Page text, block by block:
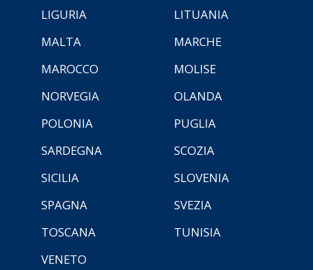
LIGURIA
LITUANIA
MALTA
MARCHE
MAROCCO
MOLISE
NORVEGIA
OLANDA
POLONIA
PUGLIA
SARDEGNA
SCOZIA
SICILIA
SLOVENIA
SPAGNA
SVEZIA
TOSCANA
TUNISIA
VENETO